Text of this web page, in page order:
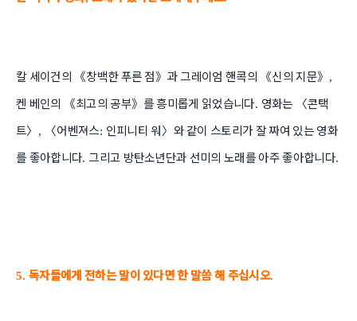
칼 세이건의 《창백한 푸른 점》 과 그레이엄 핸콕의 《신의 지문》 ,
켄 베인의 《최고의 공부》 를 흥미롭게 읽었습니다. 영화는 〈콘택
트〉 , 〈어벤져스: 인피니티 워〉 와 같이 스토리가 잘 짜여 있는 영화
를 좋아합니다. 그리고 방탄소년단과 선미의 노래를 아주 좋아합니다.
5. 독자들에게 전하는 말이 있다면 한 말씀 해 주십시오.